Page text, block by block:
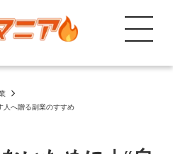
Menu
人へ贈る副業のすすめ